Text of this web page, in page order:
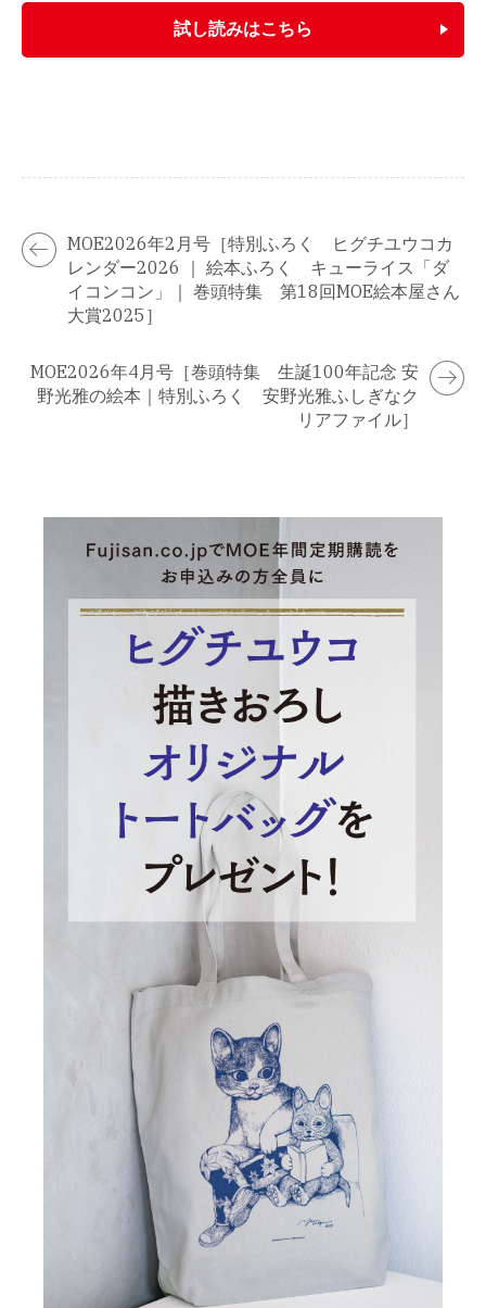
試し読みはこちら
MOE2026年2月号［特別ふろく ヒグチユウコカ
レンダー2026 ｜ 絵本ふろく キューライス「ダ
イコンコン」｜ 巻頭特集 第18回MOE絵本屋さん
大賞2025］
MOE2026年4月号［巻頭特集 生誕100年記念 安
野光雅の絵本｜特別ふろく 安野光雅ふしぎなク
リアファイル］